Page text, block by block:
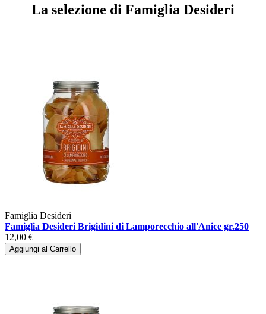
La selezione di Famiglia Desideri
Famiglia Desideri
Famiglia Desideri Brigidini di Lamporecchio all'Anice gr.250
12,00 €
Aggiungi al Carrello